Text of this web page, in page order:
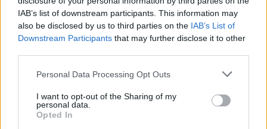
IAB’s list of downstream participants. This information may
also be disclosed by us to third parties on the IAB’s List of
Downstream Participants that may further disclose it to other
Please note that this website/app uses one or more Google
not limited to your visit or usage behaviour. You may click to
grant or deny consent to Google and its third-party tags to
use your data for below specified purposes in below Google
Personal Data Processing Opt Outs
I want to opt-out of the Sharing of my
personal data.
Opted In
Met de huidige trends in gedachten, is het
belangrijk om te overwegen wat de toekomst voor
Vallonia in petto heeft. Analisten voorspellen dat,
tenzij er een verandering in het aanbod van
blijven stijgen. Dit kan leiden tot een nog grotere
kloof tussen verschillende sociaaleconomische